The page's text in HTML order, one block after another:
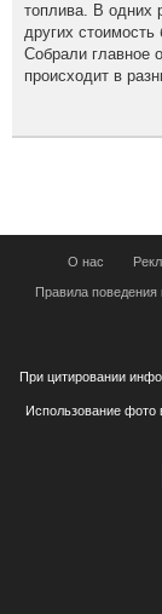
топлива. В одних
других стоимость
Собрали главное
происходит в
О нас
Правила поведения
При цитировании
Использование фото